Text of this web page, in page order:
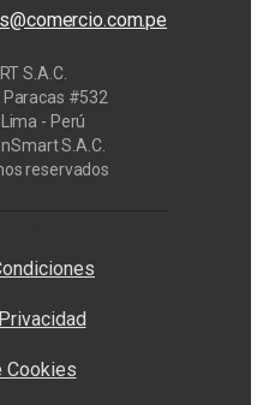
S.A.C.
Paracas #532
- Perú
S.A.C.
reservados
Cookies